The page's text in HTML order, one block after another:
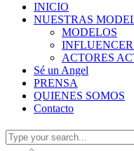
INICIO
NUESTRAS
MODELOS
ACTORES
Sé un Angel
PRENSA
QUIENES SOMOS
Contacto